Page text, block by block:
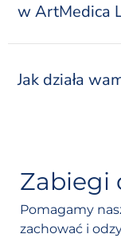
w ArtMedica
Jak działa
Zabiegi
Pomagamy
zachować i